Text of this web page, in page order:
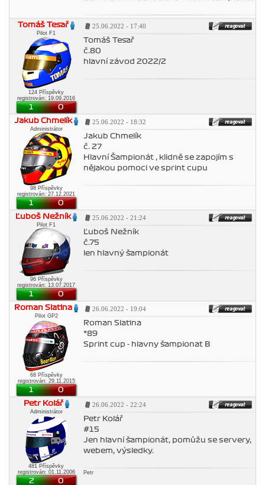
Tomáš Tesař
Pilot F1
124 Příspěvky
registrován: 19.09.2016
1 0
25.06.2022 - 17:40
Tomáš Tesař
č.80
hlavní závod 2022/2
Jakub Chmelík
Administrátor
98 Příspěvky
registrován: 27.12.2021
1 0
25.06.2022 - 18:32
Jakub Chmelík
č. 27
Hlavní Šampionát , klidně se zapojím s
nějakou pomoci ve sprint cupu
Ľuboš Nežník
Pilot F1
96 Příspěvky
registrován: 13.07.2017
1 0
25.06.2022 - 21:24
Ľuboš Nežník
č.75
len hlavný šampionát
Roman Slatina
Pilot GP2
68 Příspěvky
registrován: 29.11.2015
1 0
26.06.2022 - 19:04
Roman Slatina
*89
Sprint cup - hlavny šampionat B
Petr Kolář
Administrátor
481 Příspěvky
registrován: 01.11.2006
2 0
26.06.2022 - 22:24
Petr Kolář
#15
Jen hlavní šampionát, pomůžu se servery,
webem, výsledky.
Petr